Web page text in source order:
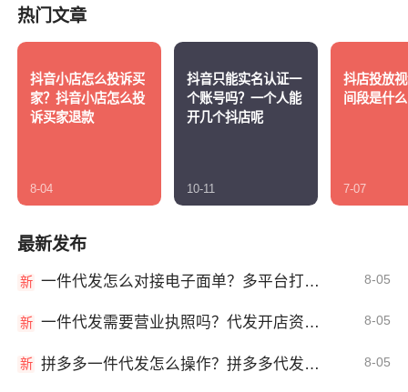
热门文章
抖音小店怎么投诉买
家？抖音小店怎么投
诉买家退款
8-04
抖音只能实名认证一
个账号吗？一个人能
开几个抖店呢
10-11
抖店投放
间段是什
7-07
最新发布
新 一件代发怎么对接电子面单？多平台打单发货教程 8-05
新 一件代发需要营业执照吗？代发开店资质详解 8-05
新 拼多多一件代发怎么操作？拼多多代发全流程 8-05